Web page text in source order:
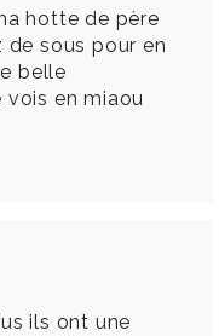
hotte de père
de sous pour en
belle
en miaou
ils ont une